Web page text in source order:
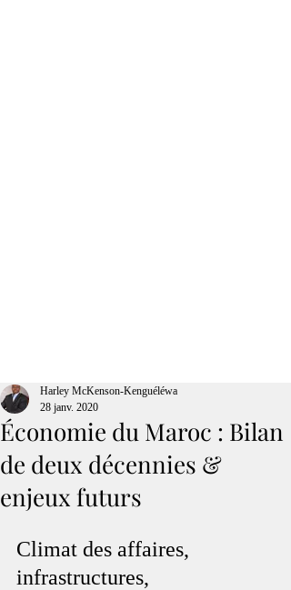
Économie du Maroc : Bilan
de deux décennies &
enjeux futurs
Harley McKenson-Kenguéléwa
28 janv. 2020
Climat des affaires,
infrastructures,